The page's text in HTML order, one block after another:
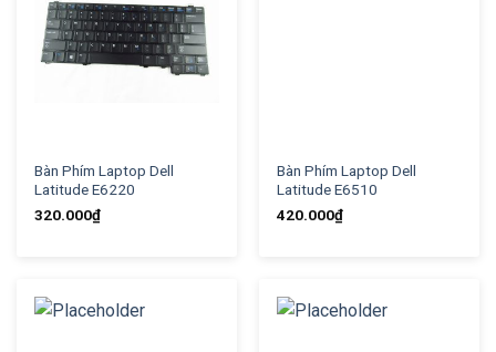
Bàn Phím Laptop Dell
Latitude E6220
320.000₫
Bàn Phím Laptop Dell
Latitude E6510
420.000₫